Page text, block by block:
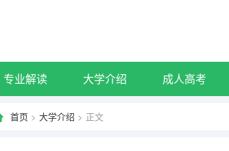
专业解读 大学介绍 成人高考
首页 > 大学介绍 > 正文